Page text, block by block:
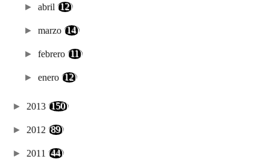
►abril (12)
►marzo (14)
►febrero(11)
►enero (12)
► 2013 (150)
► 2012 (89)
► 2011 (44)